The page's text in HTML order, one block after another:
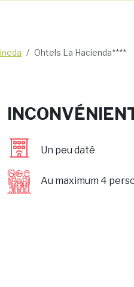
Ohtels La Hacienda****
Un peu daté
Au maximum 4